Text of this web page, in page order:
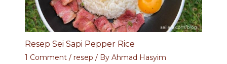
Resep Sei Sapi Pepper Rice
1 Comment / resep / By Ahmad Hasyim